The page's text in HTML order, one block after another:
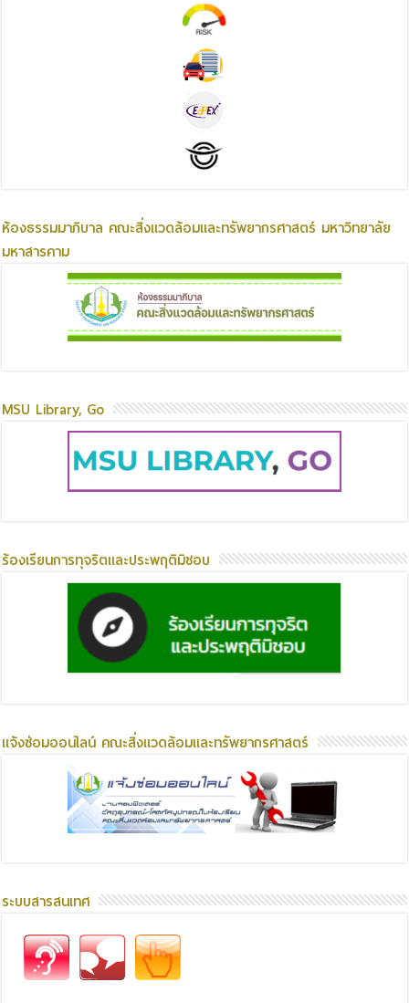
ห้องธรรมมาภิบาล คณะสิ่งแวดล้อมและทรัพยากรศาสตร์ มหาวิทยาลัย
มหาสารคาม
MSU Library, Go
ร้องเรียนการทุจริตและประพฤติมิชอบ
แจ้งซ่อมออนไลน์ คณะสิ่งแวดล้อมและทรัพยากรศาสตร์
ระบบสารสนเทศ